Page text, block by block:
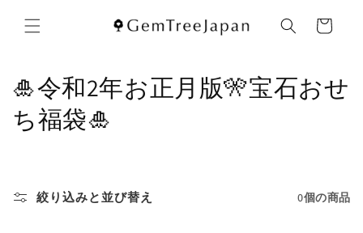
ンツに
進む
ー
コ
レ
ョ
🎍令和2年お正月版🎌宝石おせ
ち福袋🎍
絞り込みと並び替え 0個の商品